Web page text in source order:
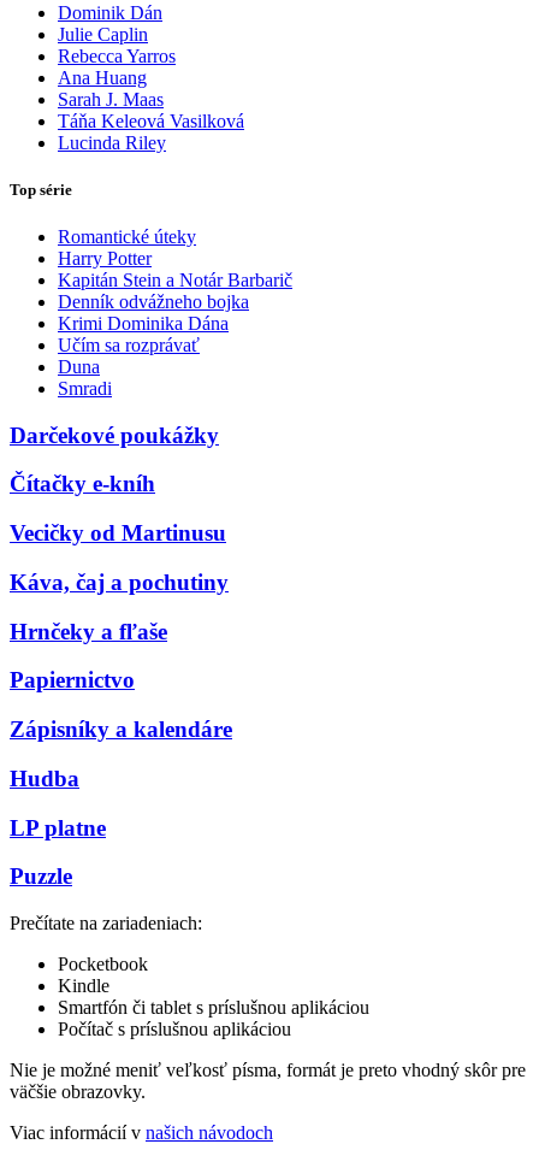
Dominik Dán
Julie Caplin
Rebecca Yarros
Ana Huang
Sarah J. Maas
Táňa Keleová Vasilková
Lucinda Riley
Top série
Romantické úteky
Harry Potter
Kapitán Stein a Notár Barbarič
Denník odvážneho bojka
Krimi Dominika Dána
Učím sa rozprávať
Duna
Smradi
Darčekové poukážky
Čítačky e-kníh
Vecičky od Martinusu
Káva, čaj a pochutiny
Hrnčeky a fľaše
Papiernictvo
Zápisníky a kalendáre
Hudba
LP platne
Puzzle
Prečítate na zariadeniach:
Pocketbook
Kindle
Smartfón či tablet s príslušnou aplikáciou
Počítač s príslušnou aplikáciou
Nie je možné meniť veľkosť písma, formát je preto vhodný skôr pre
väčšie obrazovky.
Viac informácií v našich návodoch